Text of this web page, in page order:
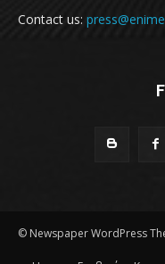
Contact us:
© Newspaper WordPress